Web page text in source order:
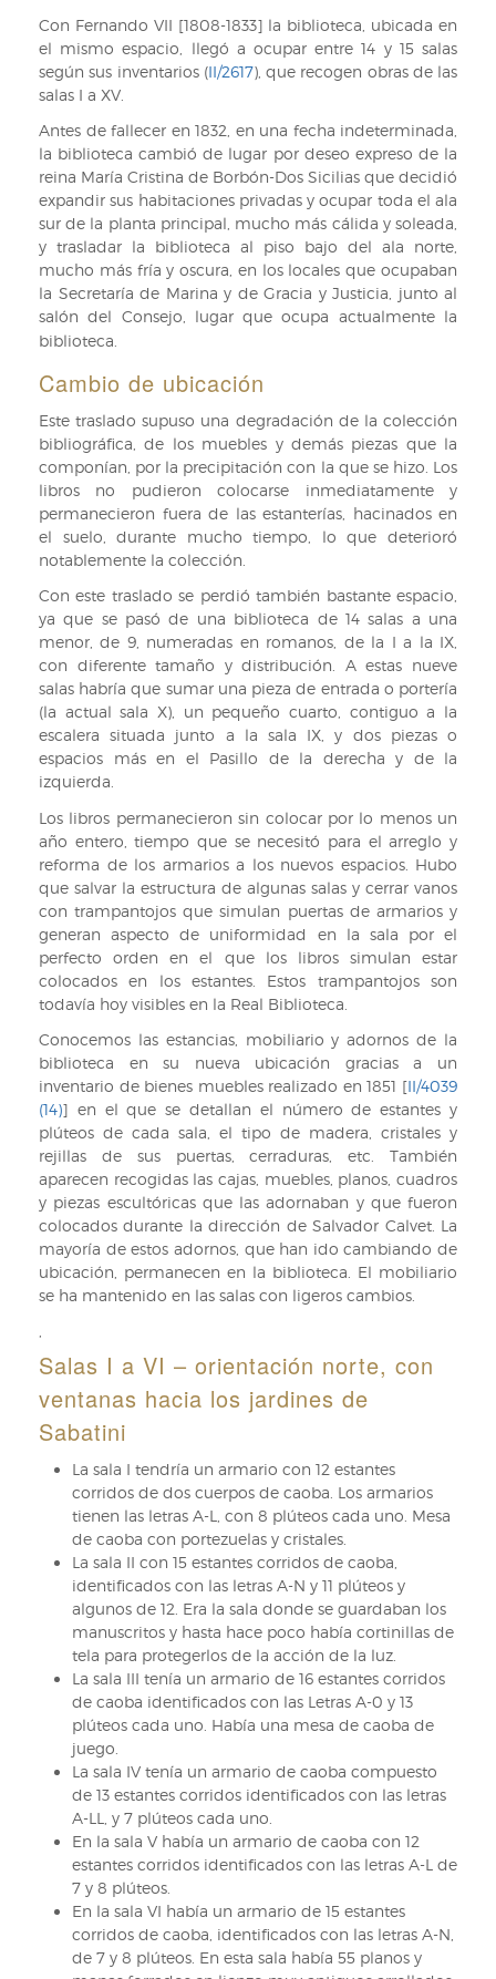
Con Fernando VII [1808-1833] la biblioteca, ubicada en
el mismo espacio, llegó a ocupar entre 14 y 15 salas
según sus inventarios (II/2617), que recogen obras de las
salas I a XV.
Antes de fallecer en 1832, en una fecha indeterminada,
la biblioteca cambió de lugar por deseo expreso de la
reina María Cristina de Borbón-Dos Sicilias que decidió
expandir sus habitaciones privadas y ocupar toda el ala
sur de la planta principal, mucho más cálida y soleada,
y trasladar la biblioteca al piso bajo del ala norte,
mucho más fría y oscura, en los locales que ocupaban
la Secretaría de Marina y de Gracia y Justicia, junto al
salón del Consejo, lugar que ocupa actualmente la
biblioteca.
Cambio de ubicación
Este traslado supuso una degradación de la colección
bibliográfica, de los muebles y demás piezas que la
componían, por la precipitación con la que se hizo. Los
libros no pudieron colocarse inmediatamente y
permanecieron fuera de las estanterías, hacinados en
el suelo, durante mucho tiempo, lo que deterioró
notablemente la colección.
Con este traslado se perdió también bastante espacio,
ya que se pasó de una biblioteca de 14 salas a una
menor, de 9, numeradas en romanos, de la I a la IX,
con diferente tamaño y distribución. A estas nueve
salas habría que sumar una pieza de entrada o portería
(la actual sala X), un pequeño cuarto, contiguo a la
escalera situada junto a la sala IX, y dos piezas o
espacios más en el Pasillo de la derecha y de la
izquierda.
Los libros permanecieron sin colocar por lo menos un
año entero, tiempo que se necesitó para el arreglo y
reforma de los armarios a los nuevos espacios. Hubo
que salvar la estructura de algunas salas y cerrar vanos
con trampantojos que simulan puertas de armarios y
generan aspecto de uniformidad en la sala por el
perfecto orden en el que los libros simulan estar
colocados en los estantes. Estos trampantojos son
todavía hoy visibles en la Real Biblioteca.
Conocemos las estancias, mobiliario y adornos de la
biblioteca en su nueva ubicación gracias a un
inventario de bienes muebles realizado en 1851 [II/4039
(14)] en el que se detallan el número de estantes y
plúteos de cada sala, el tipo de madera, cristales y
rejillas de sus puertas, cerraduras, etc. También
aparecen recogidas las cajas, muebles, planos, cuadros
y piezas escultóricas que las adornaban y que fueron
colocados durante la dirección de Salvador Calvet. La
mayoría de estos adornos, que han ido cambiando de
ubicación, permanecen en la biblioteca. El mobiliario
se ha mantenido en las salas con ligeros cambios.
Salas I a VI – orientación norte, con
ventanas hacia los jardines de
Sabatini
La sala I tendría un armario con 12 estantes
corridos de dos cuerpos de caoba. Los armarios
tienen las letras A-L, con 8 plúteos cada uno. Mesa
de caoba con portezuelas y cristales.
La sala II con 15 estantes corridos de caoba,
identificados con las letras A-N y 11 plúteos y
algunos de 12. Era la sala donde se guardaban los
manuscritos y hasta hace poco había cortinillas de
tela para protegerlos de la acción de la luz.
La sala III tenía un armario de 16 estantes corridos
de caoba identificados con las Letras A-0 y 13
plúteos cada uno. Había una mesa de caoba de
juego.
La sala IV tenía un armario de caoba compuesto
de 13 estantes corridos identificados con las letras
A-LL, y 7 plúteos cada uno.
En la sala V había un armario de caoba con 12
estantes corridos identificados con las letras A-L de
7 y 8 plúteos.
En la sala VI había un armario de 15 estantes
corridos de caoba, identificados con las letras A-N,
de 7 y 8 plúteos. En esta sala había 55 planos y